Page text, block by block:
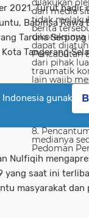
2021. Turut hadir
Babinsa Rawa
Taruna
Tangerang
gunakan
Nulfiqih
yang saat ini
masyarakat dan